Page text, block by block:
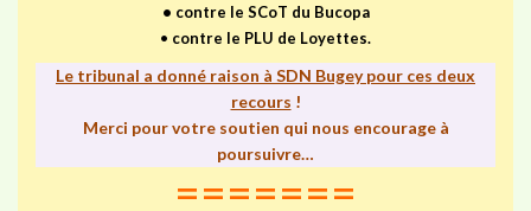
• contre le SCoT du Bucopa
• contre le PLU de Loyettes.
Le tribunal a donné raison à SDN Bugey pour ces deux
recours !
Merci pour votre soutien qui nous encourage à
poursuivre…
=======